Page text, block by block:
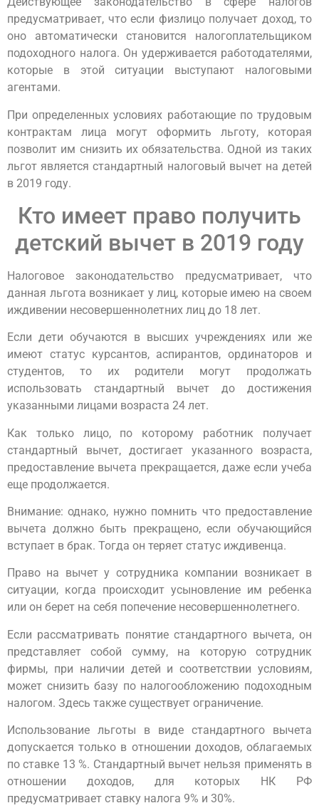
предусматривает, что если физлицо получает доход, то
оно автоматически становится налогоплательщиком
подоходного налога. Он удерживается работодателями,
которые в этой ситуации выступают налоговыми
агентами.
При определенных условиях работающие по трудовым
контрактам лица могут оформить льготу, которая
позволит им снизить их обязательства. Одной из таких
льгот является стандартный налоговый вычет на детей
в 2019 году.
Кто имеет право получить
детский вычет в 2019 году
Налоговое законодательство предусматривает, что
данная льгота возникает у лиц, которые имею на своем
иждивении несовершеннолетних лиц до 18 лет.
Если дети обучаются в высших учреждениях или же
имеют статус курсантов, аспирантов, ординаторов и
студентов, то их родители могут продолжать
использовать стандартный вычет до достижения
указанными лицами возраста 24 лет.
Как только лицо, по которому работник получает
стандартный вычет, достигает указанного возраста,
предоставление вычета прекращается, даже если учеба
еще продолжается.
Внимание: однако, нужно помнить что предоставление
вычета должно быть прекращено, если обучающийся
вступает в брак. Тогда он теряет статус иждивенца.
Право на вычет у сотрудника компании возникает в
ситуации, когда происходит усыновление им ребенка
или он берет на себя попечение несовершеннолетнего.
Если рассматривать понятие стандартного вычета, он
представляет собой сумму, на которую сотрудник
фирмы, при наличии детей и соответствии условиям,
может снизить базу по налогообложению подоходным
налогом. Здесь также существует ограничение.
Использование льготы в виде стандартного вычета
допускается только в отношении доходов, облагаемых
по ставке 13 %. Стандартный вычет нельзя применять в
отношении доходов, для которых НК РФ
предусматривает ставку налога 9% и 30%.